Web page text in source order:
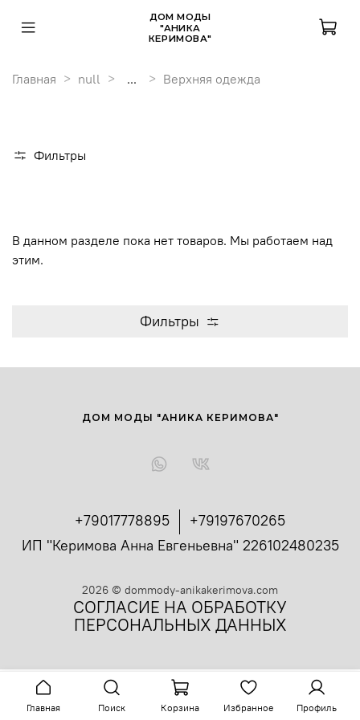
ДОМ МОДЫ
"АНИКА
КЕРИМОВА"
Главная null ... Верхняя одежда
Фильтры
В данном разделе пока нет товаров. Мы работаем над
этим.
Фильтры
+79017778895
+79197670265
ИП "Керимова Анна Евгеньевна" 226102480235
ДОМ МОДЫ "АНИКА КЕРИМОВА"
2026 © dommody-anikakerimova.com
СОГЛАСИЕ НА ОБРАБОТКУ
ПЕРСОНАЛЬНЫХ ДАННЫХ
Главная Поиск Корзина Избранное Профиль